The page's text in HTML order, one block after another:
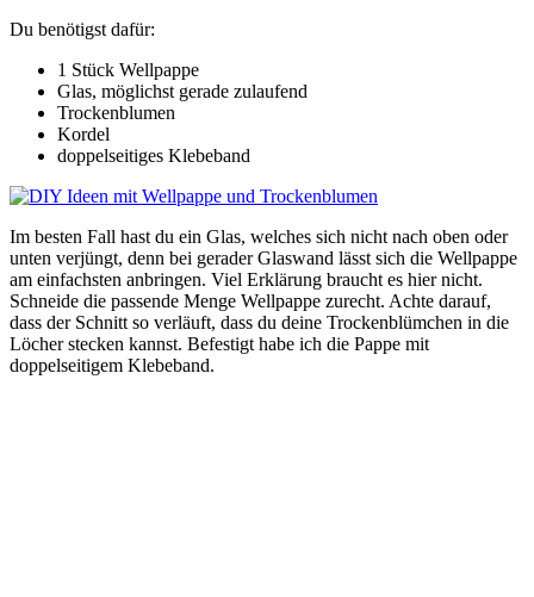
Du benötigst dafür:
1 Stück Wellpappe
Glas, möglichst gerade zulaufend
Trockenblumen
Kordel
doppelseitiges Klebeband
Im besten Fall hast du ein Glas, welches sich nicht nach oben oder
unten verjüngt, denn bei gerader Glaswand lässt sich die Wellpappe
am einfachsten anbringen. Viel Erklärung braucht es hier nicht.
Schneide die passende Menge Wellpappe zurecht. Achte darauf,
dass der Schnitt so verläuft, dass du deine Trockenblümchen in die
Löcher stecken kannst. Befestigt habe ich die Pappe mit
doppelseitigem Klebeband.